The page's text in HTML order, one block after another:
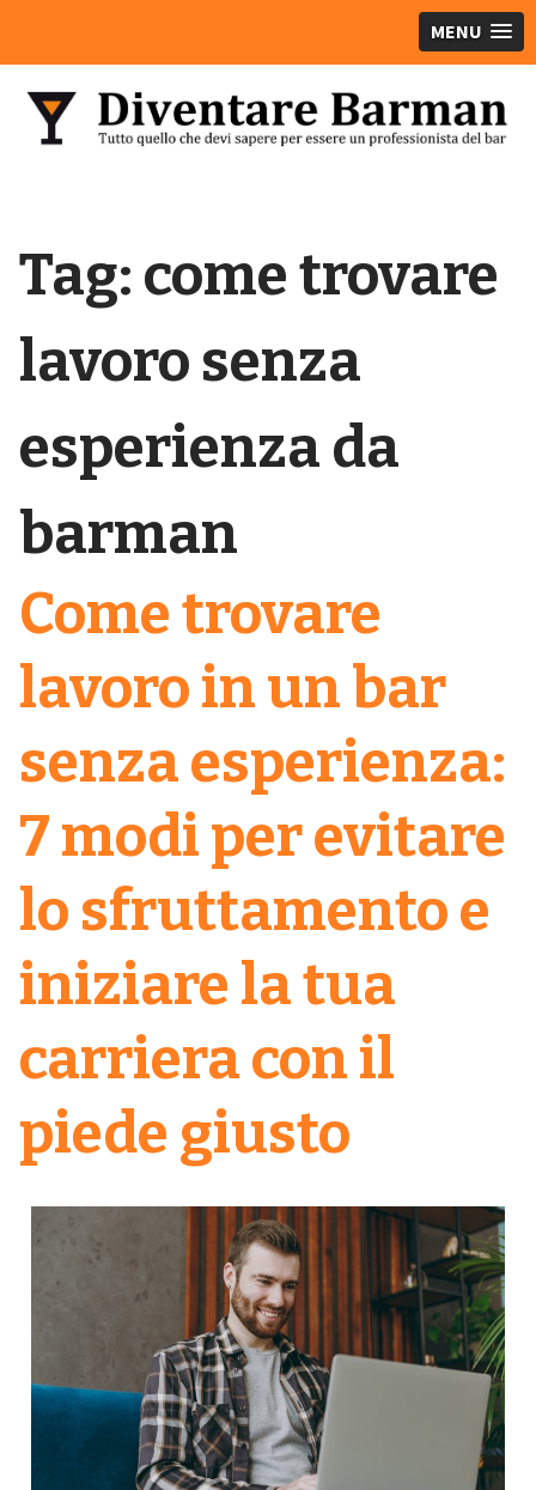
MENU
Tag: come trovare
lavoro senza
esperienza da
barman
Come trovare
lavoro in un bar
senza esperienza:
7 modi per evitare
lo sfruttamento e
iniziare la tua
carriera con il
piede giusto